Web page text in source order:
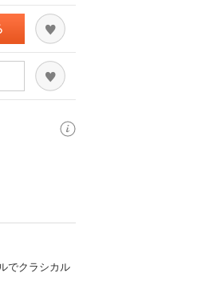
でクラシカル